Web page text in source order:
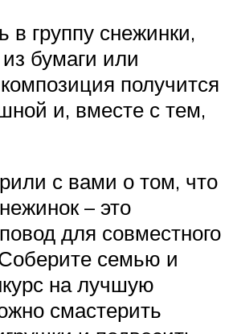
в группу снежинки,
бумаги или
получится
и, вместе с тем,
с вами о том, что
– это
для совместного
семью и
на лучшую
смастерить